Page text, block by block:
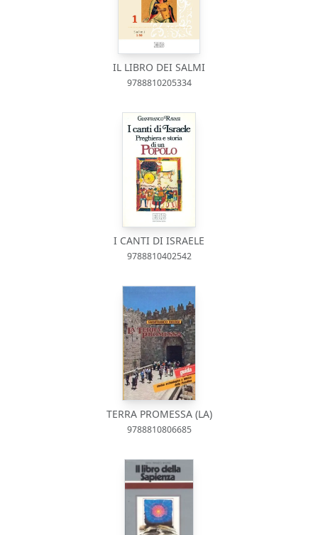
IL LIBRO DEI SALMI
9788810205334
I CANTI DI ISRAELE
9788810402542
TERRA PROMESSA (LA)
9788810806685